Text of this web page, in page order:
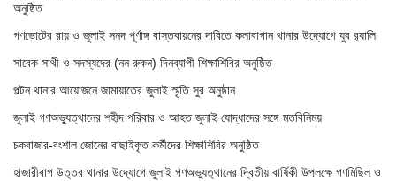
অনুষ্ঠিত
গণভোটের রায় ও জুলাই সনদ পূর্ণাঙ্গ বাস্তবায়নের দাবিতে কলাবাগান থানার উদ্যোগে যুব র‌্যালি
সাবেক সাথী ও সদস্যদের (নন রুকন) দিনব্যাপী শিক্ষাশিবির অনুষ্ঠিত
পল্টন থানার আয়োজনে জামায়াতের জুলাই স্মৃতি সুর অনুষ্ঠান
জুলাই গণঅভ্যুত্থানের শহীদ পরিবার ও আহত জুলাই যোদ্ধাদের সঙ্গে মতবিনিময়
চকবাজার-বংশাল জোনের বাছাইকৃত কর্মীদের শিক্ষাশিবির অনুষ্ঠিত
হাজারীবাগ উত্তর থানার উদ্যোগে জুলাই গণঅভ্যুত্থানের দ্বিতীয় বার্ষিকী উপলক্ষে গণমিছিল ও